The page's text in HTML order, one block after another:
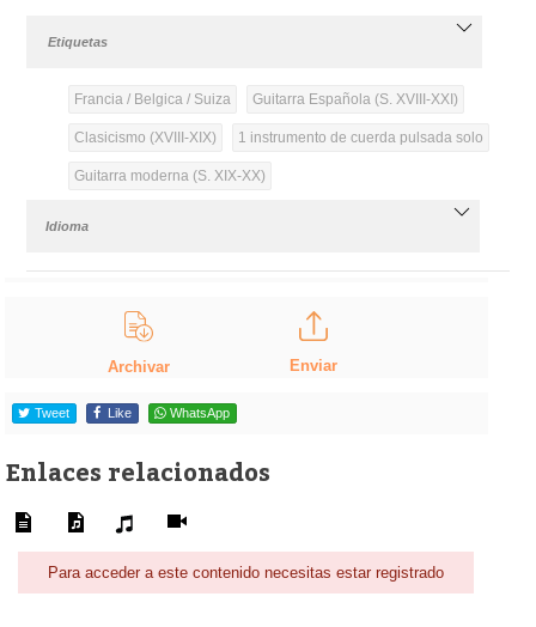
Etiquetas
Francia / Belgica / Suiza Guitarra Española (S. XVIII-XXI)
Clasicismo (XVIII-XIX) 1 instrumento de cuerda pulsada solo
Guitarra moderna (S. XIX-XX)
Idioma
Archivar Enviar
Tweet Like WhatsApp
Enlaces relacionados
Para acceder a este contenido necesitas estar registrado